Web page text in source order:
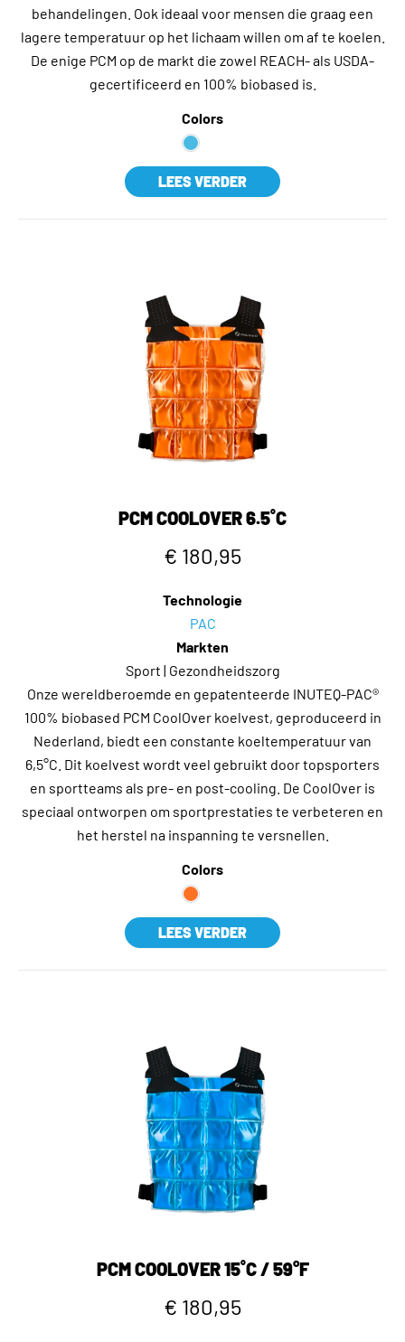
behandelingen. Ook ideaal voor mensen die graag een
lagere temperatuur op het lichaam willen om af te koelen.
De enige PCM op de markt die zowel REACH- als USDA-
gecertificeerd en 100% biobased is.
Colors
LEES VERDER
PCM COOLOVER 6.5˚C
€ 180,95
Technologie
PAC
Markten
Sport | Gezondheidszorg
Onze wereldberoemde en gepatenteerde INUTEQ-PAC®
100% biobased PCM CoolOver koelvest, geproduceerd in
Nederland, biedt een constante koeltemperatuur van
6,5°C. Dit koelvest wordt veel gebruikt door topsporters
en sportteams als pre- en post-cooling. De CoolOver is
speciaal ontworpen om sportprestaties te verbeteren en
het herstel na inspanning te versnellen.
Colors
LEES VERDER
PCM COOLOVER 15˚C / 59°F
€ 180,95